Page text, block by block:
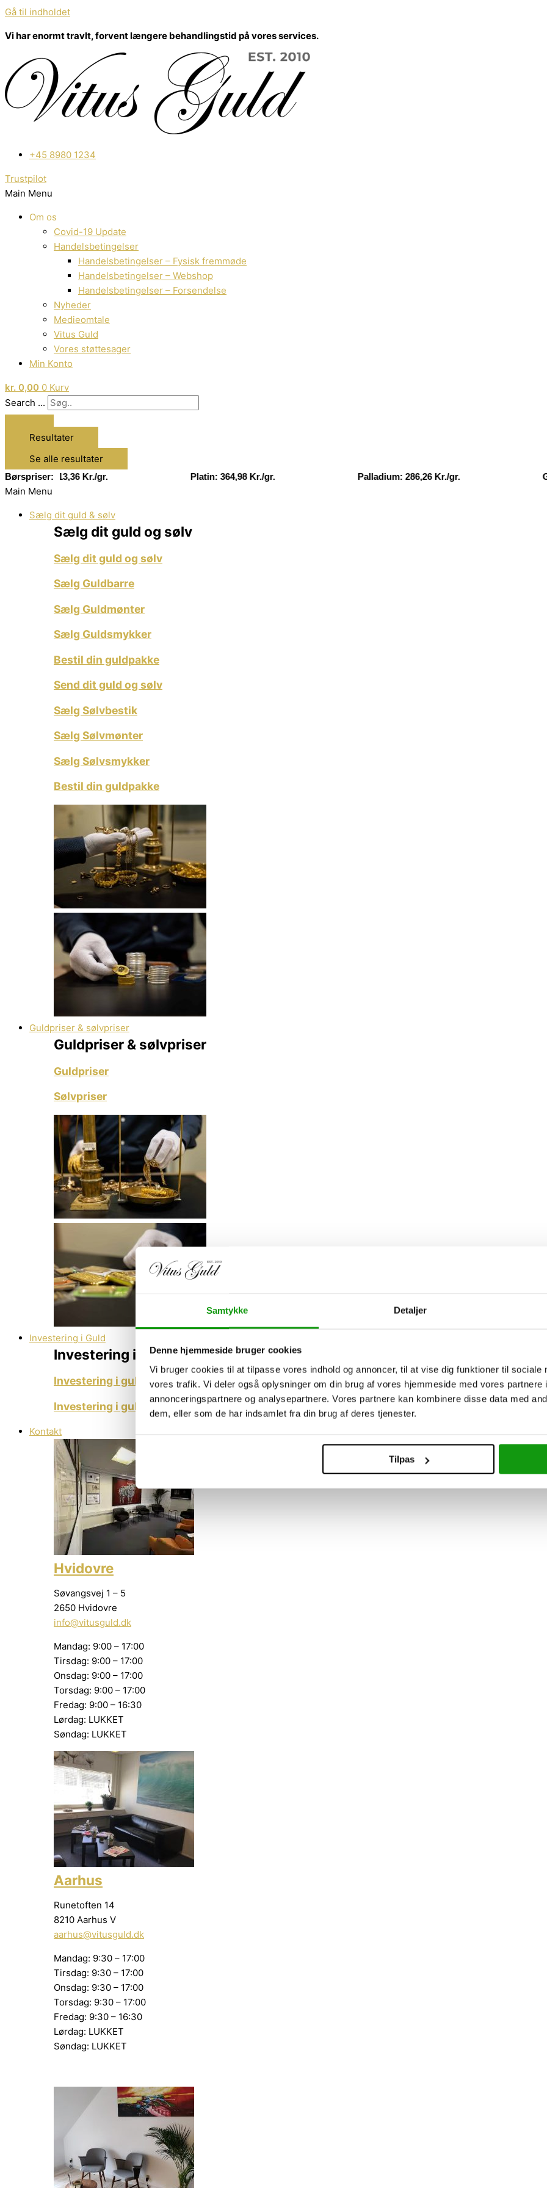
Samtykke Detaljer
Denne hjemmeside bruger cookies
Vi bruger cookies til at tilpasse vores indhold og annoncer, til at vise dig funktioner til sociale
vores trafik. Vi deler også oplysninger om din brug af vores hjemmeside med vores partnere
annonceringspartnere og analysepartnere. Vores partnere kan kombinere disse data med
dem, eller som de har indsamlet fra din brug af deres tjenester.
Tilpas
Gå til indholdet
Vi har enormt travlt, forvent længere behandlingstid på vores services.
+45 8980 1234
Trustpilot
Main Menu
Om os
Covid-19 Update
Handelsbetingelser
Handelsbetingelser – Fysisk fremmøde
Handelsbetingelser – Webshop
Handelsbetingelser – Forsendelse
Nyheder
Medieomtale
Vitus Guld
Vores støttesager
Min Konto
kr. 0,00 0 Kurv
Search ...
Resultater
Se alle resultater
Børspriser:
Sølv: 13,36 Kr./gr. Platin: 364,98 Kr./gr. Palladium: 286,26 Kr./gr. Guld:
Main Menu
Sælg dit guld & sølv
Sælg dit guld og sølv
Sælg dit guld og sølv
Sælg Guldbarre
Sælg Guldmønter
Sælg Guldsmykker
Bestil din guldpakke
Send dit guld og sølv
Sælg Sølvbestik
Sælg Sølvmønter
Sælg Sølvsmykker
Bestil din guldpakke
Guldpriser & sølvpriser
Guldpriser & sølvpriser
Guldpriser
Sølvpriser
Investering i Guld
Investering i Guld
Investering i guldbarre
Investering i guldmønter
Kontakt
Hvidovre
Søvangsvej 1 – 5
2650 Hvidovre
info@vitusguld.dk
Mandag: 9:00 – 17:00
Tirsdag: 9:00 – 17:00
Onsdag: 9:00 – 17:00
Torsdag: 9:00 – 17:00
Fredag: 9:00 – 16:30
Lørdag: LUKKET
Søndag: LUKKET
Aarhus
Runetoften 14
8210 Aarhus V
aarhus@vitusguld.dk
Mandag: 9:30 – 17:00
Tirsdag: 9:30 – 17:00
Onsdag: 9:30 – 17:00
Torsdag: 9:30 – 17:00
Fredag: 9:30 – 16:30
Lørdag: LUKKET
Søndag: LUKKET